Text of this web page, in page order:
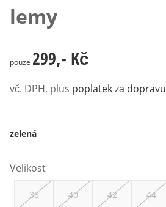
lemy
299,- Kč
pouze 299,- Kč
vč. DPH, plus poplatek za dopravu
zelená
Velikost
38 40 42 44